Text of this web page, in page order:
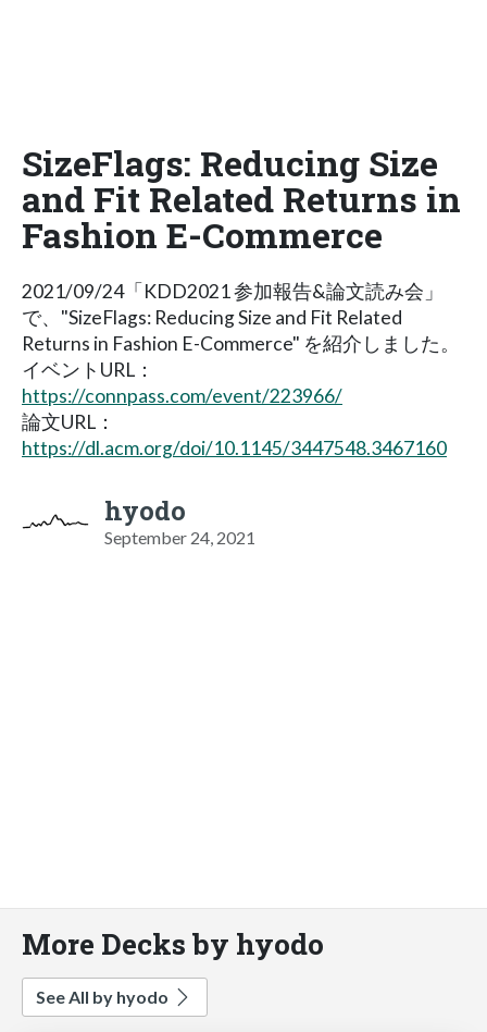
SizeFlags: Reducing Size
and Fit Related Returns in
Fashion E-Commerce
2021/09/24「KDD2021 参加報告&論文読み会」
で、"SizeFlags: Reducing Size and Fit Related
Returns in Fashion E-Commerce" を紹介しました。
イベントURL：
https://connpass.com/event/223966/
論文URL：
https://dl.acm.org/doi/10.1145/3447548.3467160
hyodo
September 24, 2021
More Decks by hyodo
See All by hyodo